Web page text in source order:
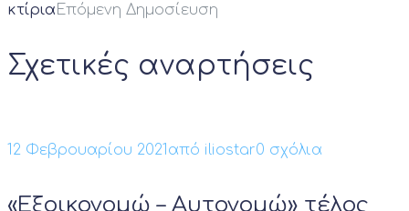
κτίρια Επόμενη Δημοσίευση
Σχετικές αναρτήσεις
12 Φεβρουαρίου 2021 από iliostar0 σχόλια
«Εξοικονομώ – Αυτονομώ» τέλος